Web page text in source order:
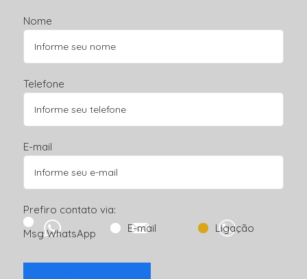
Nome
Telefone
E-mail
Prefiro contato via:
Msg WhatsApp
E-mail Ligação